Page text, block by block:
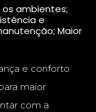
e
Maior
e conforto
maior
com a